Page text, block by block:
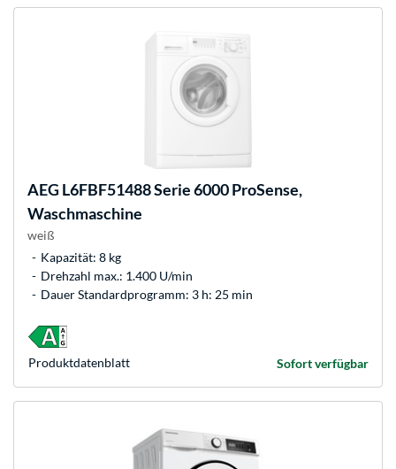
AEG L6FBF51488 Serie 6000 ProSense,
Waschmaschine
weiß
Kapazität: 8 kg
Drehzahl max.: 1.400 U/min
Dauer Standardprogramm: 3 h: 25 min
Sofort verfügbar
Produkt­datenblatt